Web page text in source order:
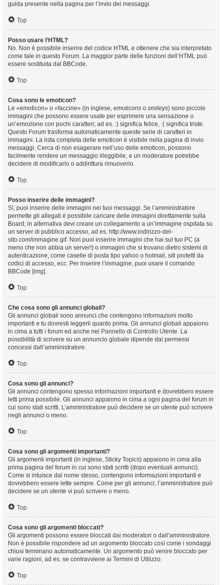
guida presente nella pagina per l’invio dei messaggi.
Top
Posso usare l’HTML?
No. Non è possibile inserire del codice HTML e ottenere che sia interpretato
come tale in questo Forum. La maggior parte delle funzioni dell’HTML può
essere sostituita dal BBCode.
Top
Cosa sono le emoticon?
Le «emoticon» o «faccine» (in inglese, emoticons o smileys) sono piccole
immagini che possono essere usate per esprimere una sensazione o
un’emozione con pochi caratteri; ad es. :) significa felice, :( significa triste.
Questo Forum trasforma automaticamente queste serie di caratteri in
immagini. La lista completa delle emoticon è visibile nella pagina di invio
messaggi. Cerca di non esagerare nell’uso delle emoticon, possono
facilmente rendere un messaggio illeggibile, e un moderatore potrebbe
decidere di modificarlo o addirittura rimuoverlo.
Top
Posso inserire delle immagini?
Sì, puoi inserire delle immagini nei tuoi messaggi. Se l’amministratore
permette gli allegati è possibile caricare delle immagini direttamente sulla
Board; in alternativa devi creare un collegamento a un’immagine ospitata su
un server di pubblico accesso, ad es. http://www.indirizzo-del-
sito.com/immagine.gif. Non puoi inserire immagini che hai sul tuo PC (a
meno che non abbia un server!) o immagini che si trovano dietro sistemi di
autenticazione, come caselle di posta tipo yahoo o hotmail, siti protetti da
codici di accesso, ecc. Per inserire l’immagine, puoi usare il comando
BBCode [img].
Top
Che cosa sono gli annunci globali?
Gli annunci globali sono annunci che contengono informazioni molto
importanti e tu dovresti leggerli quanto prima. Gli annunci globali appaiono
in cima a tutti i forum ed anche nel Pannello di Controllo Utente. La
possibilità di scrivere su un annuncio globale dipende dai permessi
concessi dall’amministratore.
Top
Cosa sono gli annunci?
Gli annunci contengono spesso informazioni importanti e dovrebbero essere
letti prima possibile. Gli annunci appaiono in cima a ogni pagina del forum in
cui sono stati scritti. L’amministratore può decidere se un utente può scrivere
negli annunci o meno.
Top
Cosa sono gli argomenti importanti?
Gli argomenti importanti (in inglese, Sticky Topics) appaiono in cima alla
prima pagina del forum in cui sono stati scritti (dopo eventuali annunci).
Come si intuisce dal nome stesso, contengono informazioni importanti e
dovrebbero essere lette sempre. Come per gli annunci, l’amministratore può
decidere se un utente vi può scrivere o meno.
Top
Cosa sono gli argomenti bloccati?
Gli argomenti possono essere bloccati dai moderatori o dall’amministratore.
Non è possibile rispondere ad un argomento bloccato così come i sondaggi
chiusi terminano automaticamente. Un argomento può venire bloccato per
varie ragioni, ad es. se contravviene ai Termini di Utilizzo.
Top